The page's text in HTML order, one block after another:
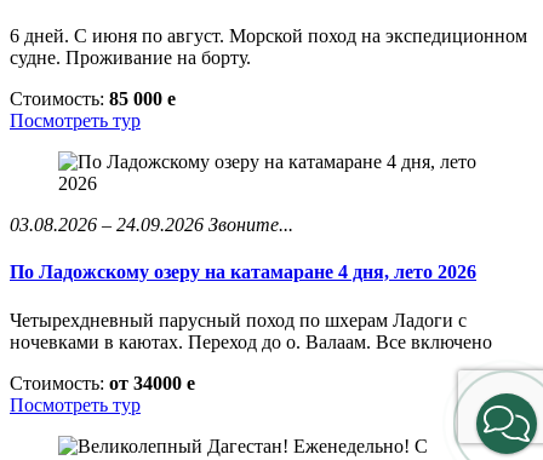
6 дней. С июня по август. Морской поход на экспедиционном
судне. Проживание на борту.
Стоимость: 85 000 e
Посмотреть тур
03.08.2026 – 24.09.2026 Звоните...
По Ладожскому озеру на катамаране 4 дня, лето 2026
Четырехдневный парусный поход по шхерам Ладоги с
ночевками в каютах. Переход до о. Валаам. Все включено
Стоимость: от 34000 e
Посмотреть тур